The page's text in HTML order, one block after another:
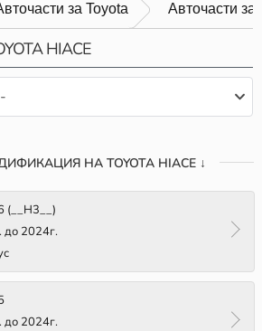
за Toyota Авточасти за
HIACE
НА TOYOTA HIACE ↓
(__H3__)
до 2024г.
до 2024г.